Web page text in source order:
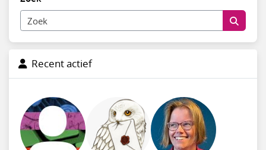
Recent actief